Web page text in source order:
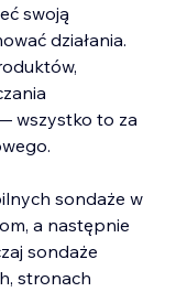
swoją
działania.
wszystko to za
sondaże w
a następnie
sondaże
stronach